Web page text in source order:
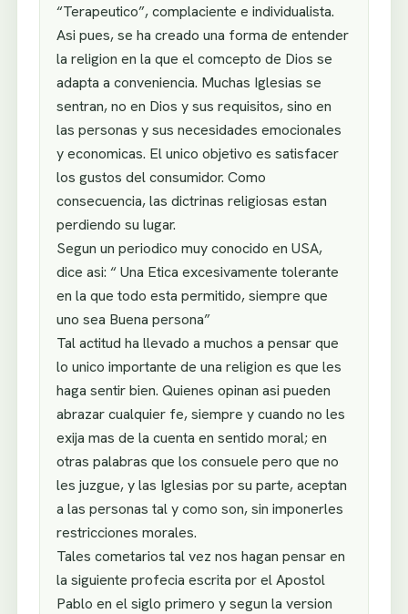
“Terapeutico”, complaciente e individualista.
Asi pues, se ha creado una forma de entender
la religion en la que el comcepto de Dios se
adapta a conveniencia. Muchas Iglesias se
sentran, no en Dios y sus requisitos, sino en
las personas y sus necesidades emocionales
y economicas. El unico objetivo es satisfacer
los gustos del consumidor. Como
consecuencia, las dictrinas religiosas estan
perdiendo su lugar.
Segun un periodico muy conocido en USA,
dice asi: “ Una Etica excesivamente tolerante
en la que todo esta permitido, siempre que
uno sea Buena persona”
Tal actitud ha llevado a muchos a pensar que
lo unico importante de una religion es que les
haga sentir bien. Quienes opinan asi pueden
abrazar cualquier fe, siempre y cuando no les
exija mas de la cuenta en sentido moral; en
otras palabras que los consuele pero que no
les juzgue, y las Iglesias por su parte, aceptan
a las personas tal y como son, sin imponerles
restricciones morales.
Tales cometarios tal vez nos hagan pensar en
la siguiente profecia escrita por el Apostol
Pablo en el siglo primero y segun la version